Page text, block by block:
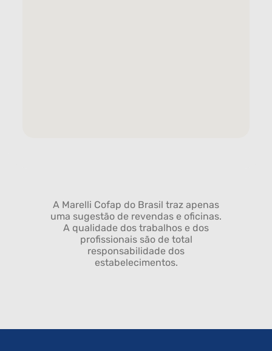
A Marelli Cofap do Brasil traz apenas
uma sugestão de revendas e oficinas.
A qualidade dos trabalhos e dos
profissionais são de total
responsabilidade dos
estabelecimentos.